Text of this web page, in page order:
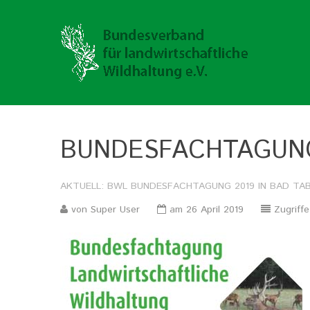
AKTUELL: BWL BUNDESFACHTAGUNG 2019 IN BAD
von Super User
am 26 April 2019